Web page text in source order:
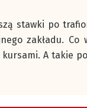
stawki po
zakładu.
A takie